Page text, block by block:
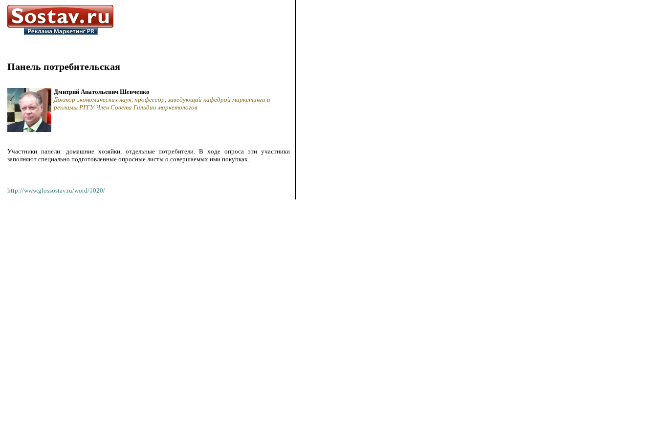
Панель потребительская
Дмитрий Анатольевич Шевченко
Доктор экономических наук, профессор, заведующий кафедрой маркетинга и
рекламы РГГУ Член Совета Гильдии маркетологов
Участники панели: домашние хозяйки, отдельные потребители. В ходе опроса эти участники
заполняют специально подготовленные опросные листы о совершаемых ими покупках.
http://www.glossostav.ru/word/1020/